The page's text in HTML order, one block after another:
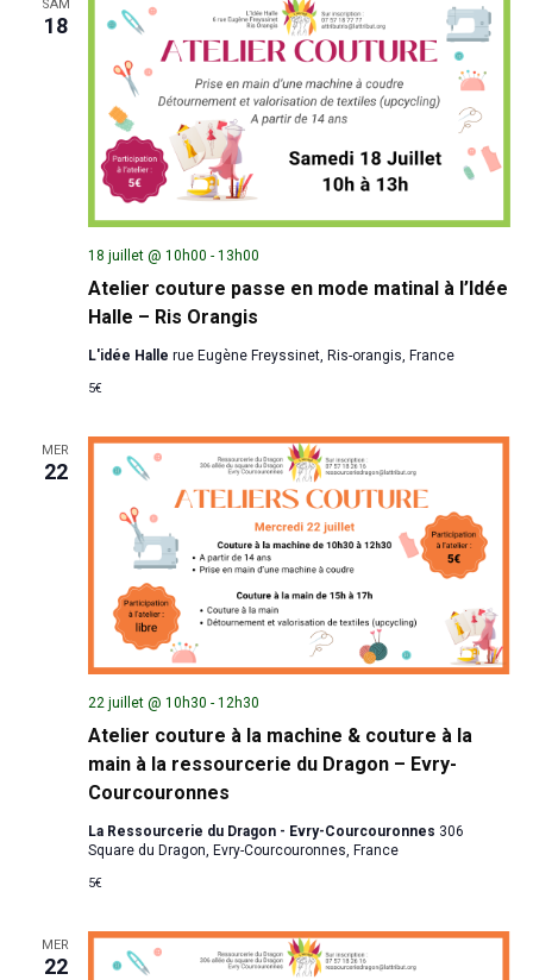
SAM
18
Atelier couture passe en mode matinal à l’Idée
Halle – Ris Orangis
18 juillet @ 10h00 - 13h00
L'idée Halle rue Eugène Freyssinet, Ris-orangis, France
5€
MER
22
Atelier couture à la machine & couture à la
main à la ressourcerie du Dragon – Evry-
Courcouronnes
22 juillet @ 10h30 - 12h30
La Ressourcerie du Dragon - Evry-Courcouronnes 306
Square du Dragon, Evry-Courcouronnes, France
5€
MER
22